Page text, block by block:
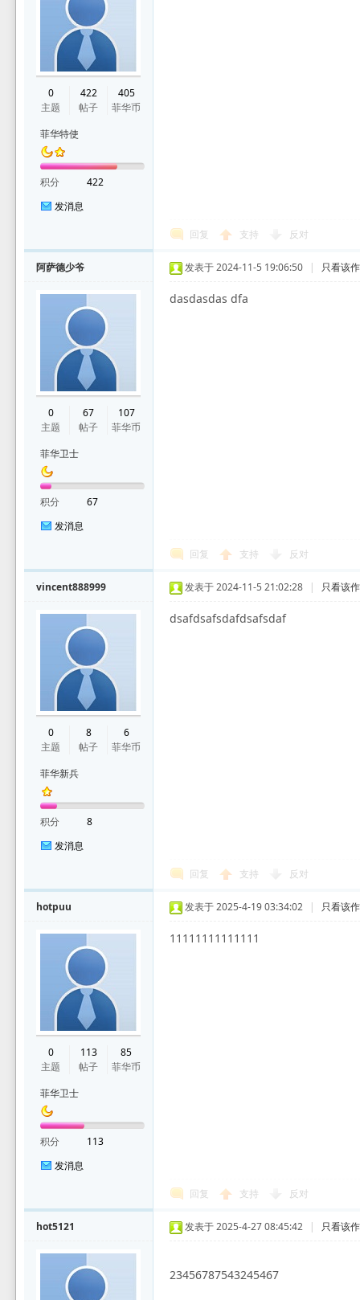
0
主题
422
帖子
405
菲华币
菲华特使
积分
422
发消息
回复 支持 反对
阿萨德少爷
0
主题
67
帖子
107
菲华币
菲华卫士
积分
67
发消息
发表于 2024-11-5 19:06:50 | 只看该
dasdasdas dfa
回复 支持 反对
vincent888999
0
主题
8
帖子
6
菲华币
菲华新兵
积分
8
发消息
发表于 2024-11-5 21:02:28 | 只看该
dsafdsafsdafdsafsdaf
回复 支持 反对
hotpuu
0
主题
113
帖子
85
菲华币
菲华卫士
积分
113
发消息
发表于 2025-4-19 03:34:02 | 只看该
11111111111111
回复 支持 反对
hot5121 发表于 2025-4-27 08:45:42 | 只看该
23456787543245467